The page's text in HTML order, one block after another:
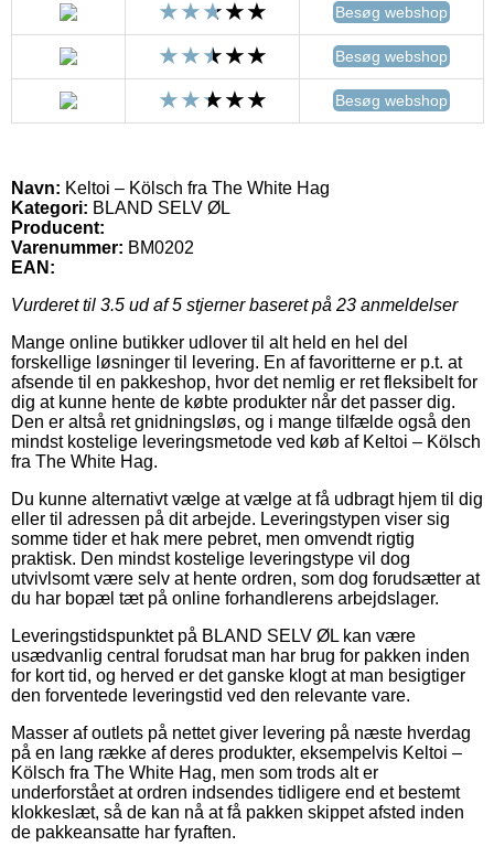
Besøg webshop
Besøg webshop
Besøg webshop
Navn: Keltoi – Kölsch fra The White Hag
Kategori: BLAND SELV ØL
Producent:
Varenummer: BM0202
EAN:
Vurderet til 3.5 ud af 5 stjerner baseret på 23 anmeldelser
Mange online butikker udlover til alt held en hel del
forskellige løsninger til levering. En af favoritterne er p.t. at
afsende til en pakkeshop, hvor det nemlig er ret fleksibelt for
dig at kunne hente de købte produkter når det passer dig.
Den er altså ret gnidningsløs, og i mange tilfælde også den
mindst kostelige leveringsmetode ved køb af Keltoi – Kölsch
fra The White Hag.
Du kunne alternativt vælge at vælge at få udbragt hjem til dig
eller til adressen på dit arbejde. Leveringstypen viser sig
somme tider et hak mere pebret, men omvendt rigtig
praktisk. Den mindst kostelige leveringstype vil dog
utvivlsomt være selv at hente ordren, som dog forudsætter at
du har bopæl tæt på online forhandlerens arbejdslager.
Leveringstidspunktet på BLAND SELV ØL kan være
usædvanlig central forudsat man har brug for pakken inden
for kort tid, og herved er det ganske klogt at man besigtiger
den forventede leveringstid ved den relevante vare.
Masser af outlets på nettet giver levering på næste hverdag
på en lang række af deres produkter, eksempelvis Keltoi –
Kölsch fra The White Hag, men som trods alt er
underforstået at ordren indsendes tidligere end et bestemt
klokkeslæt, så de kan nå at få pakken skippet afsted inden
de pakkeansatte har fyraften.